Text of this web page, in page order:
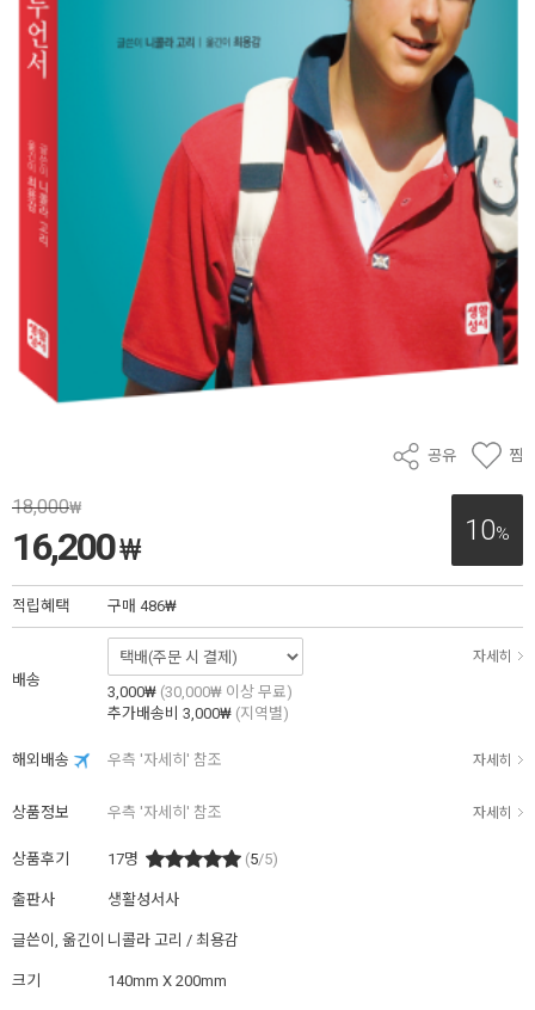
공유 찜
10%
18,000₩
16,200₩
적립혜택 구매 486₩
배송
자세히
3,000₩ (30,000₩ 이상 무료)
추가배송비 3,000₩ (지역별)
해외배송 우측 '자세히' 참조 자세히
상품정보 우측 '자세히' 참조 자세히
상품후기 17명 (5/5)
출판사 생활성서사
글쓴이, 옮긴이 니콜라 고리 / 최용감
크기 140mm X 200mm